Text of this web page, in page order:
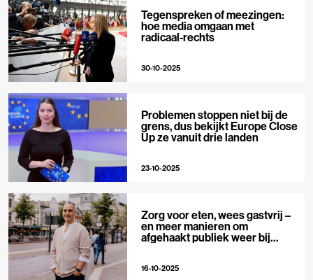
Tegenspreken of meezingen:
hoe media omgaan met
radicaal-rechts
30-10-2025
Problemen stoppen niet bij de
grens, dus bekijkt Europe Close
Up ze vanuit drie landen
23-10-2025
Zorg voor eten, wees gastvrij –
en meer manieren om
afgehaakt publiek weer bij
16-10-2025